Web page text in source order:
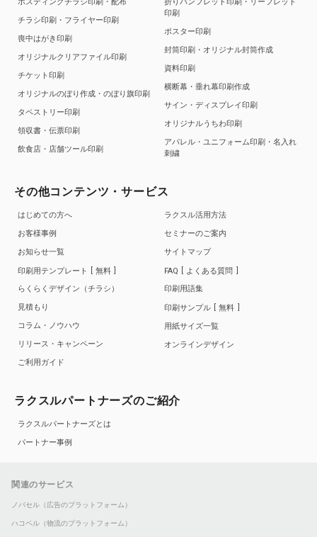
チラシ印刷・フライヤー印刷
喪中はがき印刷
オリジナルクリアファイル印刷
チケット印刷
オリジナルのぼり作成・のぼり旗印刷
タペストリー印刷
領収書・伝票印刷
飲食店・店舗ツール印刷
印刷
ポスター印刷
封筒印刷・オリジナル封筒作成
資料印刷
横断幕・垂れ幕印刷作成
サイン・ディスプレイ印刷
オリジナルうちわ印刷
アパレル・ユニフォーム印刷・名入れ
刺繍
その他コンテンツ・サービス
はじめての方へ
お客様事例
お知らせ一覧
印刷用テンプレート
無料
らくらくデザイン（チラシ）
見積もり
コラム・ノウハウ
リリース・キャンペーン
ご利用ガイド
ラクスル活用方法
セミナーのご案内
サイトマップ
FAQ
よくある質問
印刷用語集
印刷サンプル
無料
用紙サイズ一覧
オンラインデザイン
ラクスルパートナーズのご紹介
ラクスルパートナーズとは
パートナー事例
関連のサービス
ノバセル（広告のプラットフォーム）
ハコベル（物流のプラットフォーム）